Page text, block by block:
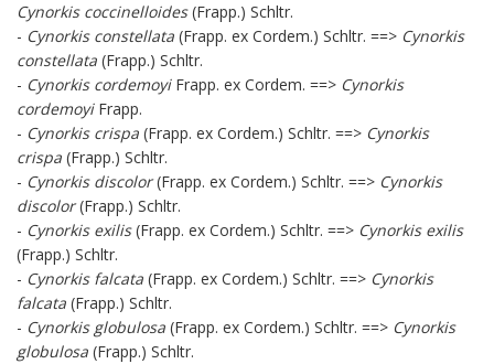
Cynorkis coccinelloides(Frapp.) Schltr.
- Cynorkis constellata (Frapp. ex Cordem.) Schltr. ==> Cynorkis
constellata (Frapp.) Schltr.
- Cynorkis cordemoyiFrapp. ex Cordem. ==> Cynorkis
cordemoyiFrapp.
- Cynorkis crispa (Frapp. ex Cordem.) Schltr. ==> Cynorkis
crispa (Frapp.) Schltr.
- Cynorkis discolor(Frapp. ex Cordem.) Schltr. ==> Cynorkis
discolor(Frapp.) Schltr.
- Cynorkis exilis(Frapp. ex Cordem.) Schltr. ==> Cynorkis exilis
(Frapp.) Schltr.
- Cynorkis falcata (Frapp. ex Cordem.) Schltr. ==> Cynorkis
falcata (Frapp.) Schltr.
- Cynorkis globulosa (Frapp. ex Cordem.) Schltr. ==> Cynorkis
globulosa (Frapp.) Schltr.